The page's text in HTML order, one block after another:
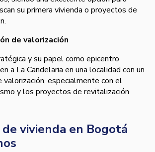
su primera vivienda o proyectos de
de valorización
y su papel como epicentro
a La Candelaria en una localidad con un
especialmente con el
y los proyectos de revitalización
vivienda en Bogotá